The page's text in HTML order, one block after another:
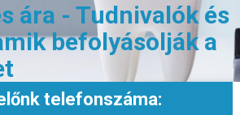
ára - Tudnivalók és
befolyásolják a
telefonszáma: